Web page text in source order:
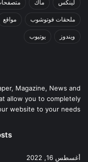
لينكس ماك
ملحقات فوتوشوب مواقع
ويندوز يوتيوب
Magazine, News and
allow you to completely
website to your needs.
أغسطس 16, 2022